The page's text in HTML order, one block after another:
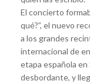
El concierto
qué?”, el nuevo
a los grandes
internacional de
etapa española
desbordante, y